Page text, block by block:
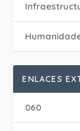
ENLACES
060